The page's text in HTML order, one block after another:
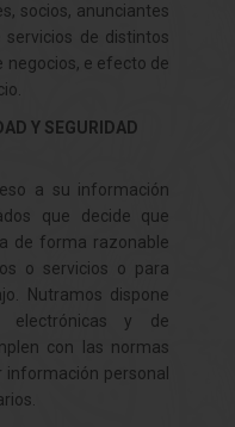
socios, anunciantes
de distintos
negocios, e efecto de
Y SEGURIDAD
a su información
que decide que
de forma razonable
o servicios o para
Nutramos dispone
electrónicas y de
con las normas
personal